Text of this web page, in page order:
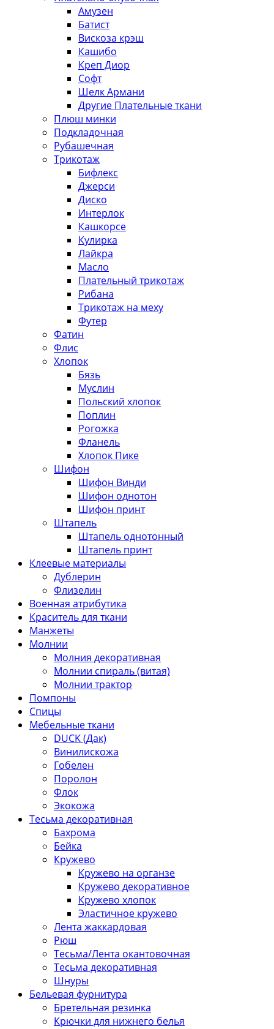
Амузен
Батист
Вискоза крэш
Кашибо
Креп Диор
Софт
Шелк Армани
Другие Плательные ткани
Плюш минки
Подкладочная
Рубашечная
Трикотаж
Бифлекс
Джерси
Диско
Интерлок
Кашкорсе
Кулирка
Лайкра
Масло
Плательный трикотаж
Рибана
Трикотаж на меху
Футер
Фатин
Флис
Хлопок
Бязь
Муслин
Польский хлопок
Поплин
Рогожка
Фланель
Хлопок Пике
Шифон
Шифон Винди
Шифон однотон
Шифон принт
Штапель
Штапель однотонный
Штапель принт
Клеевые материалы
Дублерин
Флизелин
Военная атрибутика
Краситель для ткани
Манжеты
Молнии
Молния декоративная
Молнии спираль (витая)
Молнии трактор
Помпоны
Спицы
Мебельные ткани
DUCK (Дак)
Винилискожа
Гобелен
Поролон
Флок
Экокожа
Тесьма декоративная
Бахрома
Бейка
Кружево
Кружево на органзе
Кружево декоративное
Кружево хлопок
Эластичное кружево
Лента жаккардовая
Рюш
Тесьма/Лента окантовочная
Тесьма декоративная
Шнуры
Бельевая фурнитура
Бретельная резинка
Крючки для нижнего белья